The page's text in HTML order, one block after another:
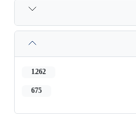
1,262
675